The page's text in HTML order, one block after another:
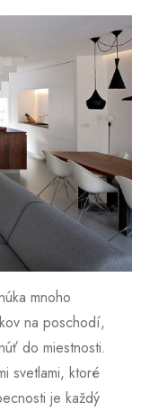
mnoho
na poschodí,
do miestnosti.
svetlami, ktoré
je každý